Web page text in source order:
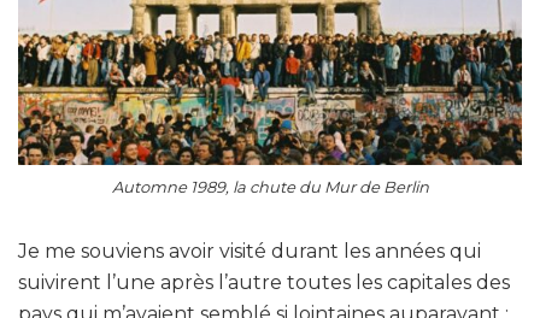
Automne 1989, la chute du Mur de Berlin
Je me souviens avoir visité durant les années qui
suivirent l’une après l’autre toutes les capitales des